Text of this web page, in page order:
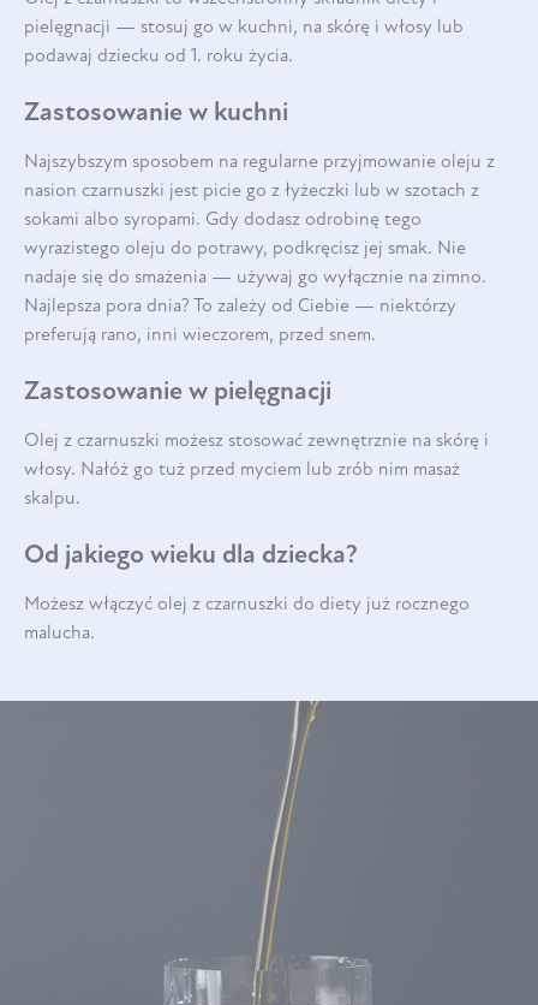
pielęgnacji — stosuj go w kuchni, na skórę i włosy lub
podawaj dziecku od 1. roku życia.
Zastosowanie w kuchni
Najszybszym sposobem na regularne przyjmowanie oleju z
nasion czarnuszki jest picie go z łyżeczki lub w szotach z
sokami albo syropami. Gdy dodasz odrobinę tego
wyrazistego oleju do potrawy, podkręcisz jej smak. Nie
nadaje się do smażenia — używaj go wyłącznie na zimno.
Najlepsza pora dnia? To zależy od Ciebie — niektórzy
preferują rano, inni wieczorem, przed snem.
Zastosowanie w pielęgnacji
Olej z czarnuszki możesz stosować zewnętrznie na skórę i
włosy. Nałóż go tuż przed myciem lub zrób nim masaż
skalpu.
Od jakiego wieku dla dziecka?
Możesz włączyć olej z czarnuszki do diety już rocznego
malucha.